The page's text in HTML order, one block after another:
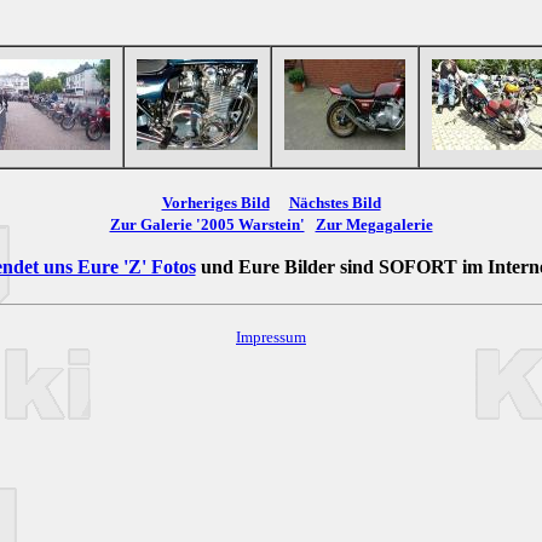
Vorheriges Bild
Nächstes Bild
Zur Galerie '2005 Warstein'
Zur Megagalerie
uns Eure 'Z' Fotosund Eure Bilder sind SOFORTim
Impressum